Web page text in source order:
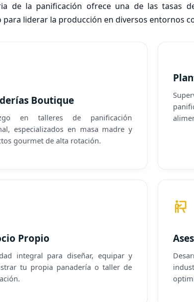
de la panificación ofrece una de las tasas
para liderar la producción en diversos entornos
Boutique
en talleres de panificación
especializados en masa madre y
gourmet de alta rotación.
Propio
integral para diseñar, equipar y
tu propia panadería o taller de